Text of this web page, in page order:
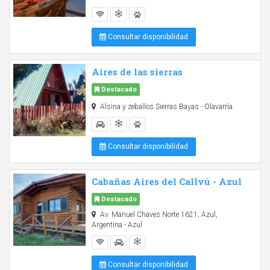
Consultar disponibilidad
Aires de las sierras
Destacado
Alsina y zeballos Sierras Bayas - Olavarría
Consultar disponibilidad
Cabañas Aires del Callvú - Azul
Destacado
Av. Manuel Chaves Norte 1621, Azul,
Argentina - Azul
Consultar disponibilidad